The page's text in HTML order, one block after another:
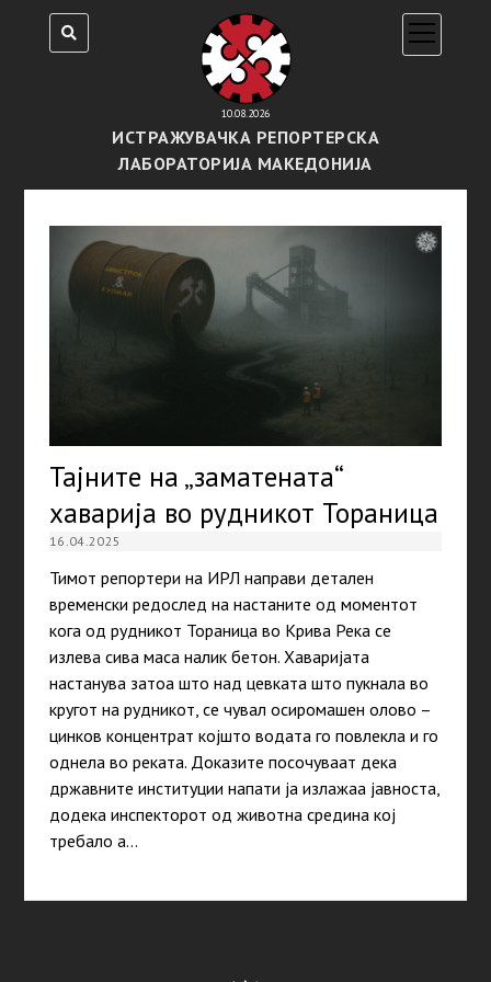
10.08.2026
ИСТРАЖУВАЧКА РЕПОРТЕРСКА
ЛАБОРАТОРИЈА МАКЕДОНИЈА
open
menu
Тајните на „заматената“
хаварија во рудникот Тораница
16.04.2025
Тимот репортери на ИРЛ направи детален
временски редослед на настаните од моментот
кога од рудникот Тораница во Крива Река се
излева сива маса налик бетон. Хаваријата
настанува затоа што над цевката што пукнала во
кругот на рудникот, се чувал осиромашен олово –
цинков концентрат којшто водата го повлекла и го
однела во реката. Доказите посочуваат дека
државните институции напати ја излажаа јавноста,
додека инспекторот од животна средина кој
требало а…